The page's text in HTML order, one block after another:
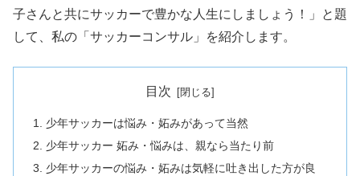
子さんと共にサッカーで豊かな人生にしましょう！」と題
して、私の「サッカーコンサル」を紹介します。
目次
少年サッカーは悩み・妬みがあって当然
少年サッカー 妬み・悩みは、親なら当たり前
少年サッカーの悩み・妬みは気軽に吐き出した方が良